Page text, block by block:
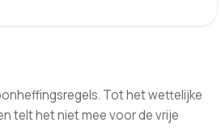
Tot het wettelijke
telt het niet mee voor de vrije